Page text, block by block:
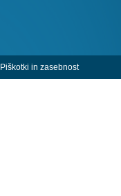
Piškotki in zasebnost